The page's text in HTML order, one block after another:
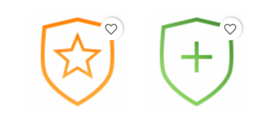
favorite_border favorite_border